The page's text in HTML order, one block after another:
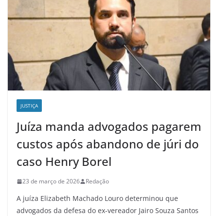
JUSTIÇA
Juíza manda advogados pagarem
custos após abandono de júri do
caso Henry Borel
23 de março de 2026 Redação
A juíza Elizabeth Machado Louro determinou que
advogados da defesa do ex-vereador Jairo Souza Santos